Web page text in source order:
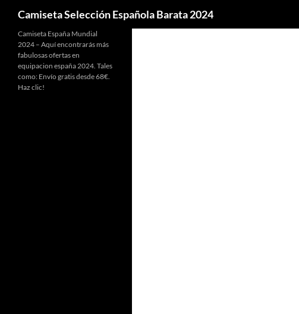
Camiseta Selección Española Barata 2024
Camiseta España Mundial
2024 – Aquí encontrarás más
fabulosas ofertas en
equipacion españa 2024. Tales
como: Envío gratis desde 68€.
Haz clic!